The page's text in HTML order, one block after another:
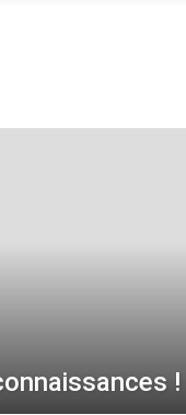
!